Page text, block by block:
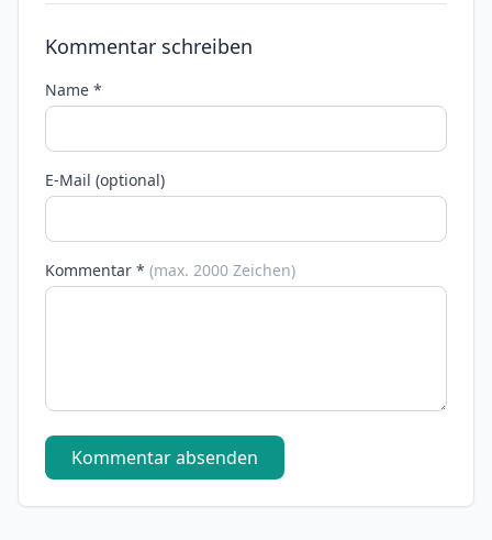
Kommentar schreiben
Name *
E-Mail (optional)
Kommentar * (max. 2000 Zeichen)
Kommentar absenden